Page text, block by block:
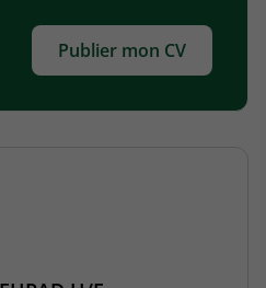
Publier mon CV